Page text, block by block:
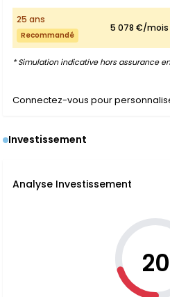
25 ans
Recommandé
5 078 €/mois
* Simulation indicative hors assurance
Connectez-vous pour
Investissement
Analyse Investissement
20